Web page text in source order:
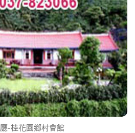
-桂花園鄉村會館